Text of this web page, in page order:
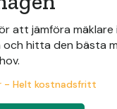
att jämföra mäklare i
och hitta den bästa
- Helt kostnadsfritt